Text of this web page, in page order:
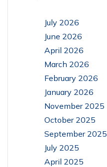
July 2026
June 2026
April 2026
March 2026
February 2026
January 2026
November 2025
October 2025
September 2025
July 2025
April 2025